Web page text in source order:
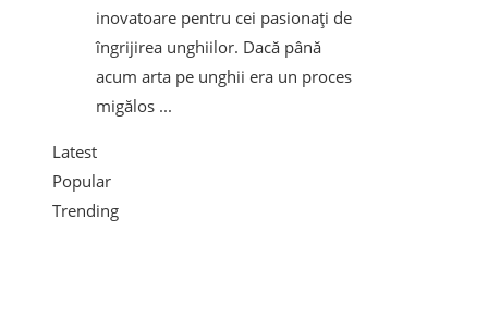
inovatoare pentru cei pasionați de
îngrijirea unghiilor. Dacă până
acum arta pe unghii era un proces
migălos ...
Latest
Popular
Trending